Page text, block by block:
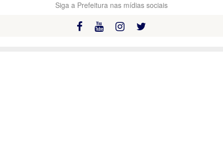
Siga a Prefeitura nas mídias sociais